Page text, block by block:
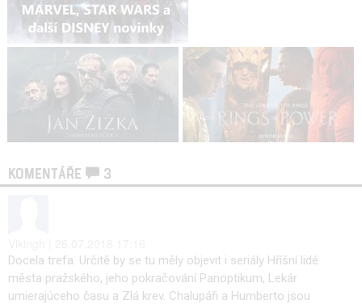
KOMENTÁŘE 3
Docela trefa. Určitě by se tu měly objevit i seriály Hříšní lidé
města pražského, jeho pokračování Panoptikum, Lekár
umierajúceho času a Zlá krev. Chalupáři a Humberto jsou